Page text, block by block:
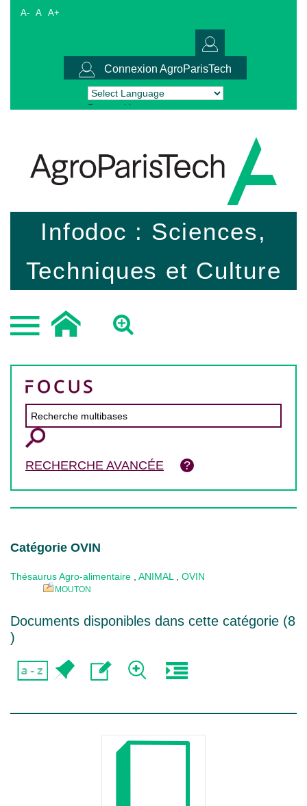
A- A A+
Connexion AgroParisTech
Powered by Translate
Infodoc : Sciences,
Techniques et Culture
RECHERCHE AVANCÉE
Catégorie OVIN
Thésaurus Agro-alimentaire ANIMAL OVIN
MOUTON
Documents disponibles dans cette catégorie (8
)